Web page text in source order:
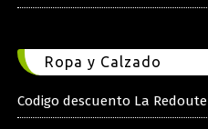
Ropa y Calzado
Codigo descuento La Redoute